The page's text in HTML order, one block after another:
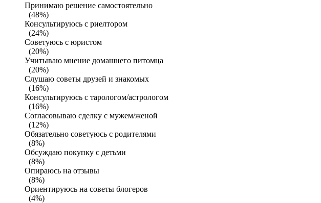
Принимаю решение самостоятельно
(48%)
Консультируюсь с риелтором
(24%)
Советуюсь с юристом
(20%)
Учитываю мнение домашнего питомца
(20%)
Слушаю советы друзей и знакомых
(16%)
Консультируюсь с тарологом/астрологом
(16%)
Согласовываю сделку с мужем/женой
(12%)
Обязательно советуюсь с родителями
(8%)
Обсуждаю покупку с детьми
(8%)
Опираюсь на отзывы
(8%)
Ориентируюсь на советы блогеров
(4%)